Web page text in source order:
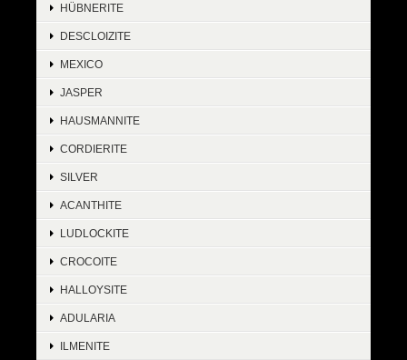
HÜBNERITE
DESCLOIZITE
MEXICO
JASPER
HAUSMANNITE
CORDIERITE
SILVER
ACANTHITE
LUDLOCKITE
CROCOITE
HALLOYSITE
ADULARIA
ILMENITE